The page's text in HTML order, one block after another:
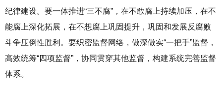
纪律建设。要一体推进“三不腐”，在不敢腐上持续加压，在不
能腐上深化拓展，在不想腐上巩固提升，巩固和发展反腐败
斗争压倒性胜利。要织密监督网络，做深做实“一把手”监督，
高效统筹“四项监督”，协同贯穿其他监督，构建系统完善监督
体系。